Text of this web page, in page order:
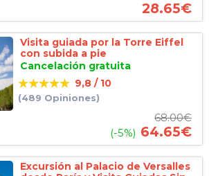
28.65€
Visita guiada por la Torre Eiffel
con subida a pie
Cancelación gratuita
9,8 / 10
(489 Opiniones)
68.00€
(-5%) 64.65€
Excursión al Palacio de Versalles